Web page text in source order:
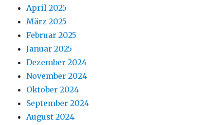
April 2025
März 2025
Februar 2025
Januar 2025
Dezember 2024
November 2024
Oktober 2024
September 2024
August 2024